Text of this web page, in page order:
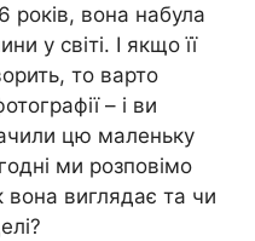
років, вона набула
у світі. І якщо її
то варто
– і ви
цю маленьку
ми розповімо
виглядає та чи